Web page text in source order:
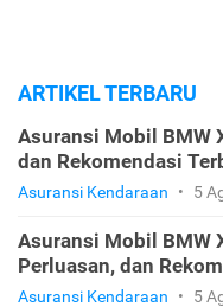
ARTIKEL TERBARU
Asuransi Mobil BMW
dan Rekomendasi
Asuransi Kendaraan • 5
Asuransi Mobil BMW
Perluasan, dan
Asuransi Kendaraan • 5